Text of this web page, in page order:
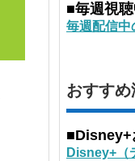
■毎週視
毎週配信中
おすす
■Disney+
Disney+（